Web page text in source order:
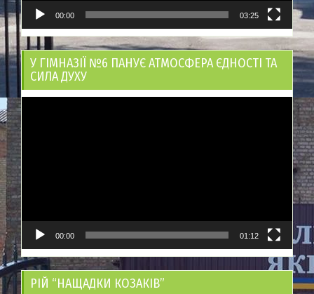
00:00 03:25
У ГІМНАЗІЇ №6 ПАНУЄ АТМОСФЕРА ЄДНОСТІ ТА
СИЛА ДУХУ
00:00 01:12
РІЙ “НАЩАДКИ КОЗАКІВ”